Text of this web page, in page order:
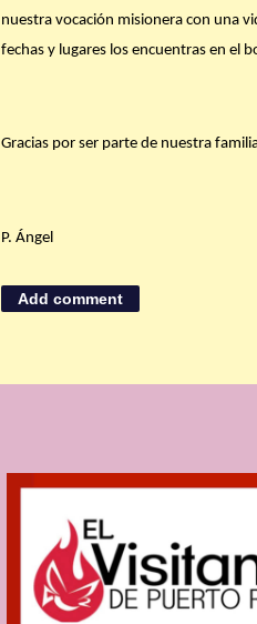
nuestra vocación misionera con una
fechas y lugares los encuentras en el
Gracias por ser parte de nuestra
P. Ángel